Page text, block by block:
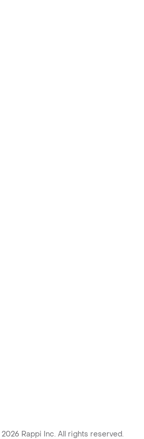
2026 Rappi Inc. All rights reserved.